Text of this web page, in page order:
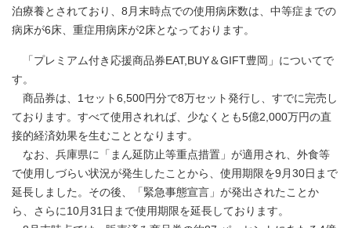
泊療養とされており、8月末時点での使用病床数は、中等症までの
病床が6床、重症用病床が2床となっております。
「プレミアム付き応援商品券EAT,BUY＆GIFT豊岡」についてで
す。
商品券は、1セット6,500円分で8万セット発行し、すでに完売し
ております。すべて使用されれば、少なくとも5億2,000万円の直
接的経済効果を生むこととなります。
なお、兵庫県に「まん延防止等重点措置」が適用され、外食等
で使用しづらい状況が発生したことから、使用期限を9月30日まで
延長しました。その後、「緊急事態宣言」が発出されたことか
ら、さらに10月31日まで使用期限を延長しております。